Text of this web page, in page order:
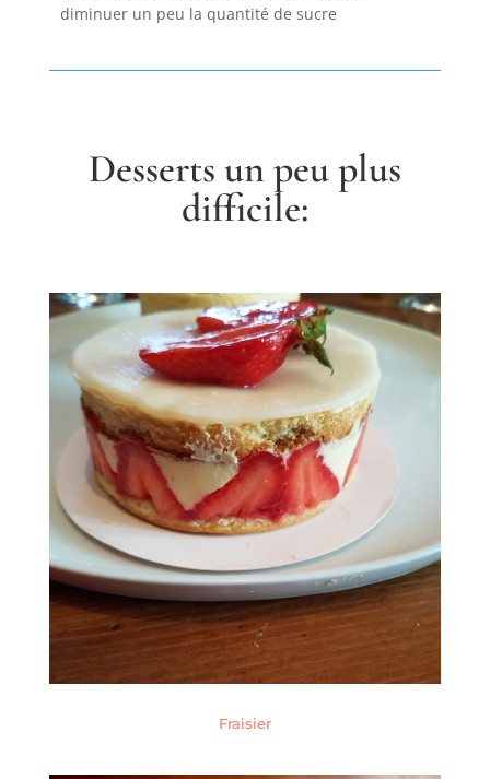
diminuer un peu la quantité de sucre
Desserts un peu plus
difficile:
Fraisier